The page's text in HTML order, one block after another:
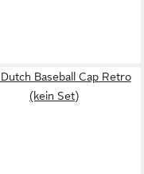
Baseball Cap Retro
(kein Set)